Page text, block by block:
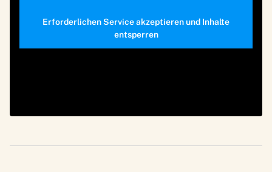
Erforderlichen Service akzeptieren und Inhalte
entsperren